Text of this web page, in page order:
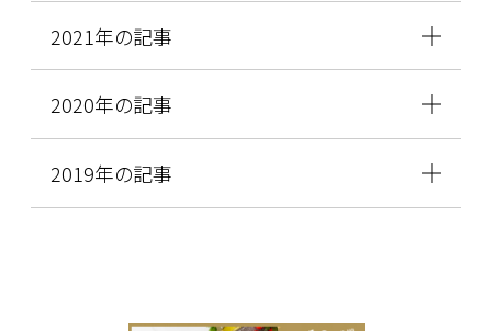
2021年の記事
2020年の記事
2019年の記事